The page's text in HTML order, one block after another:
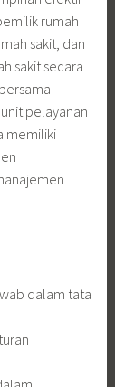
rumah
sakit, dan
sakit secara
pelayanan
memiliki
dalam tata